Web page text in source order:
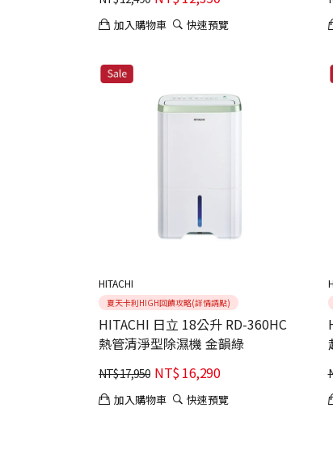
加入購物車 快速預覽
HITACHI
夏天卡利HIGH回饋攻略(詳情請點)
HITACHI 日立 18公升 RD-360HC
熱管清淨型除濕機 金韻綠
NT$17,950 NT$16,290
加入購物車 快速預覽